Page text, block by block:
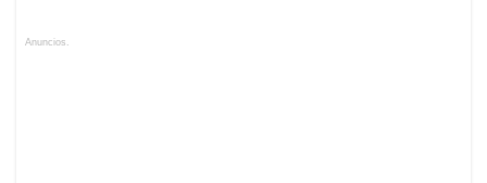
Anuncios.